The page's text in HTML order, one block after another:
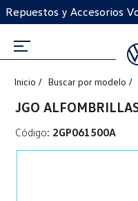
Repuestos y Accesorios
Inicio Buscar por modelo
JGO
Código: 2GP061500A